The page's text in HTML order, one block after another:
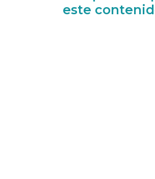
este